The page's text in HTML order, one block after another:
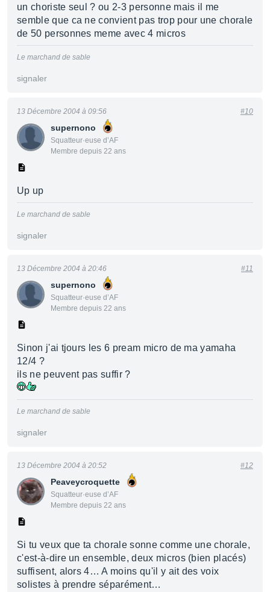
un choriste seul ? ou 2-3 personne mais il me
semble que ca ne convient pas trop pour une chorale
de 50 personnes meme avec 4 micros
Le marchand de sable
signaler
supernono
Squatteur·euse d’AF
Membre depuis 22 ans
13 Décembre 2004 à 09:56 #10
Up up
Le marchand de sable
signaler
supernono
Squatteur·euse d’AF
Membre depuis 22 ans
13 Décembre 2004 à 20:46 #11
Sinon j'ai tjours les 6 pream micro de ma yamaha
12/4 ?
ils ne peuvent pas suffir ?
Le marchand de sable
signaler
Peaveycroquette
Squatteur·euse d’AF
Membre depuis 22 ans
13 Décembre 2004 à 20:52 #12
Si tu veux que ta chorale sonne comme une chorale,
c'est-à-dire un ensemble, deux micros (bien placés)
suffisent, alors 4… A moins qu'il y ait des voix
solistes à prendre séparément…